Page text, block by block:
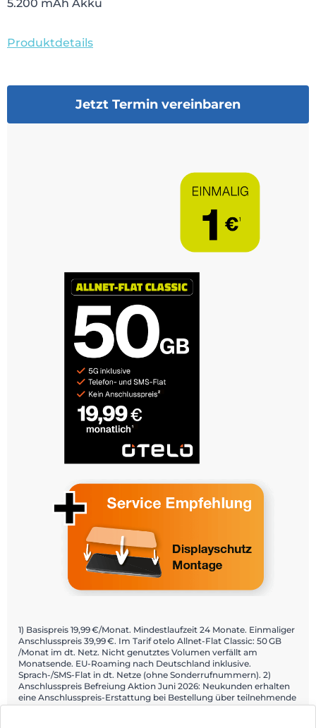
5.200 mAh Akku
Produktdetails
Jetzt Termin vereinbaren
1) Basispreis 19,99 €/Monat. Mindestlaufzeit 24 Monate. Einmaliger
Anschlusspreis 39,99 €. Im Tarif otelo Allnet-Flat Classic: 50 GB
/Monat im dt. Netz. Nicht genutztes Volumen verfällt am
Monatsende. EU-Roaming nach Deutschland inklusive.
Sprach-/SMS-Flat in dt. Netze (ohne Sonderrufnummern). 2)
Anschlusspreis Befreiung Aktion Juni 2026: Neukunden erhalten
eine Anschlusspreis-Erstattung bei Bestellung über teilnehmende
Fachhändler und Aktivierung über die Mein otelo App. Details: